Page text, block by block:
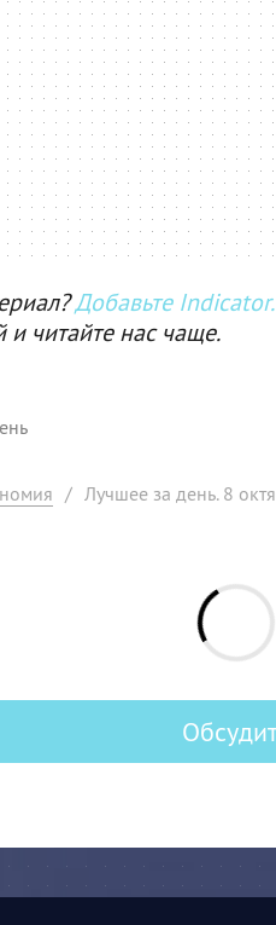
Добавьте
и читайте нас чаще.
/ Лучшее за день. 8